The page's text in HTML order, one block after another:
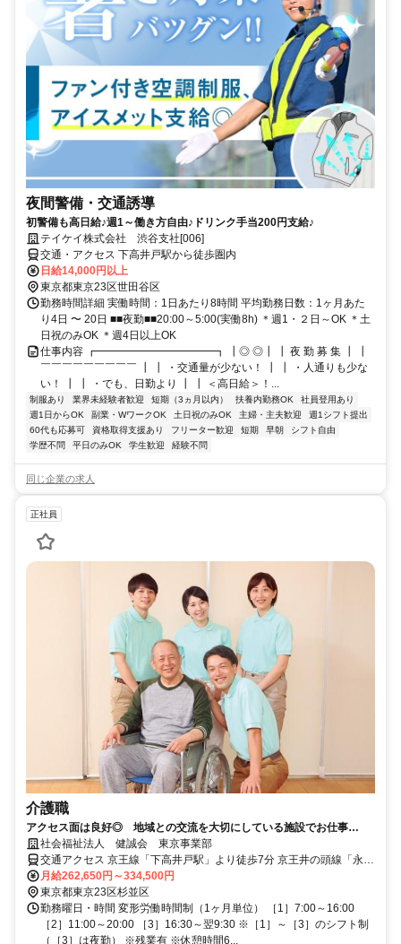
夜間警備・交通誘導
初警備も高日給♪週1～働き方自由♪ドリンク手当200円支給♪
テイケイ株式会社 渋谷支社[006]
交通・アクセス 下高井戸駅から徒歩圏内
日給14,000円以上
東京都東京23区世田谷区
勤務時間詳細 実働時間：1日あたり8時間 平均勤務日数：1ヶ月あた
り4日 〜 20日 ■■夜勤■■20:00～5:00(実働8h) ＊週1・２日～OK ＊土
日祝のみOK ＊週4日以上OK
仕事内容 ┏━━━━━━━━━━━┓ ┃◎ ◎┃ ┃ 夜 勤 募 集 ┃ ┃
￣￣￣￣￣￣￣￣￣ ┃ ┃ ・交通量が少ない！ ┃ ┃ ・人通りも少な
い！ ┃ ┃ ・でも、日勤より ┃ ┃ ＜高日給＞！...
制服あり 業界未経験者歓迎 短期（3ヵ月以内） 扶養内勤務OK
社員登用あり
週1日からOK
副業・WワークOK 土日祝のみOK 主婦・主夫歓迎
週1シフト提出
60代も応募可
資格取得支援あり フリーター歓迎 短期 早朝
シフト自由
学歴不問
平日のみOK 学生歓迎 経験不問
同じ企業の求人
正社員
介護職
アクセス面は良好◎ 地域との交流を大切にしている施設でお仕事
を！ 手厚い待遇・福利厚生あり
社会福祉法人 健誠会 東京事業部
交通アクセス 京王線「下高井戸駅」より徒歩7分 京王井の頭線「永福
町駅」より徒歩9分
月給262,650円～334,500円
東京都東京23区杉並区
勤務曜日・時間 変形労働時間制（1ヶ月単位） ［1］7:00～16:00
［2］11:00～20:00 ［3］16:30～翌9:30 ※［1］～［3］のシフト制
（［3］は夜勤） ※残業有 ※休憩時間6...